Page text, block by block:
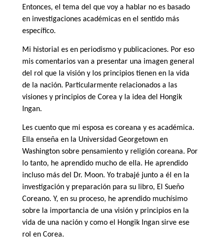
Entonces, el tema del que voy a hablar no es basado
en investigaciones académicas en el sentido más
específico.
Mi historial es en periodismo y publicaciones. Por eso
mis comentarios van a presentar una imagen general
del rol que la visión y los principios tienen en la vida
de la nación. Particularmente relacionados a las
visiones y principios de Corea y la idea del Hongik
Ingan.
Les cuento que mi esposa es coreana y es académica.
Ella enseña en la Universidad Georgetown en
Washington sobre pensamiento y religión coreana. Por
lo tanto, he aprendido mucho de ella. He aprendido
incluso más del Dr. Moon. Yo trabajé junto a él en la
investigación y preparación para su libro, El Sueño
Coreano. Y, en su proceso, he aprendido muchísimo
sobre la importancia de una visión y principios en la
vida de una nación y como el Hongik Ingan sirve ese
rol en Corea.